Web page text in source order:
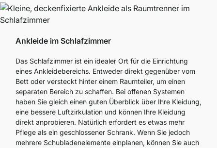
Ankleide im Schlafzimmer
Das Schlafzimmer ist ein idealer Ort für die Einrichtung
eines Ankleidebereichs. Entweder direkt gegenüber vom
Bett oder versteckt hinter einem Raumteiler, um einen
separaten Bereich zu schaffen. Bei offenen Systemen
haben Sie gleich einen guten Überblick über Ihre Kleidung,
eine bessere Luftzirkulation und können Ihre Kleidung
direkt anprobieren. Natürlich erfordert es etwas mehr
Pflege als ein geschlossener Schrank. Wenn Sie jedoch
mehrere Schubladenelemente einplanen, können Sie auch